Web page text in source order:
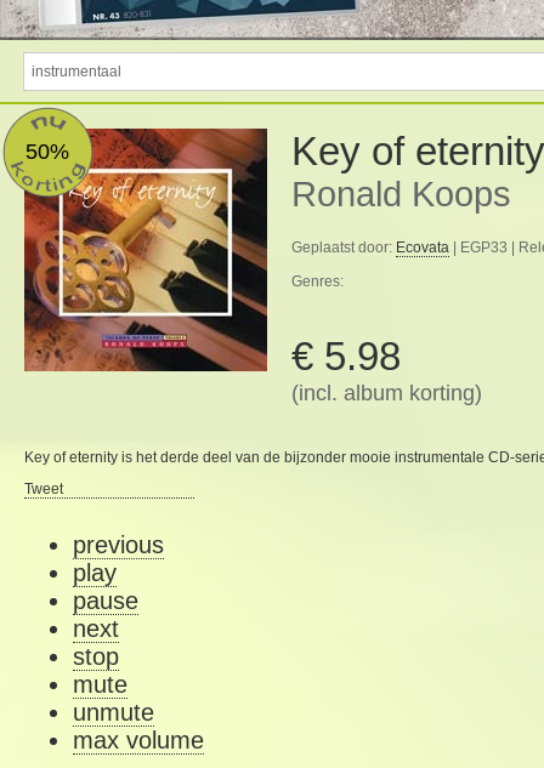
50% Key of eternity
Ronald Koops
Geplaatst door: Ecovata | EGP33 |
Genres:
€ 5.98
(incl. album korting)
Key of eternity is het derde deel van de bijzonder mooie instrumentale CD-
Tweet
previous
play
pause
next
stop
mute
unmute
max volume